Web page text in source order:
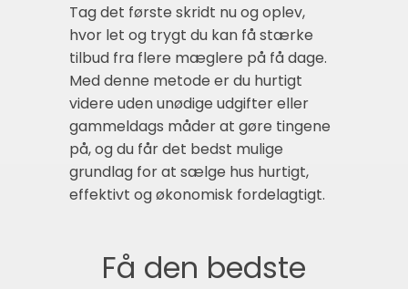
Tag det første skridt nu og oplev,
hvor let og trygt du kan få stærke
tilbud fra flere mæglere på få dage.
Med denne metode er du hurtigt
videre uden unødige udgifter eller
gammeldags måder at gøre tingene
på, og du får det bedst mulige
grundlag for at sælge hus hurtigt,
effektivt og økonomisk fordelagtigt.
Få den bedste